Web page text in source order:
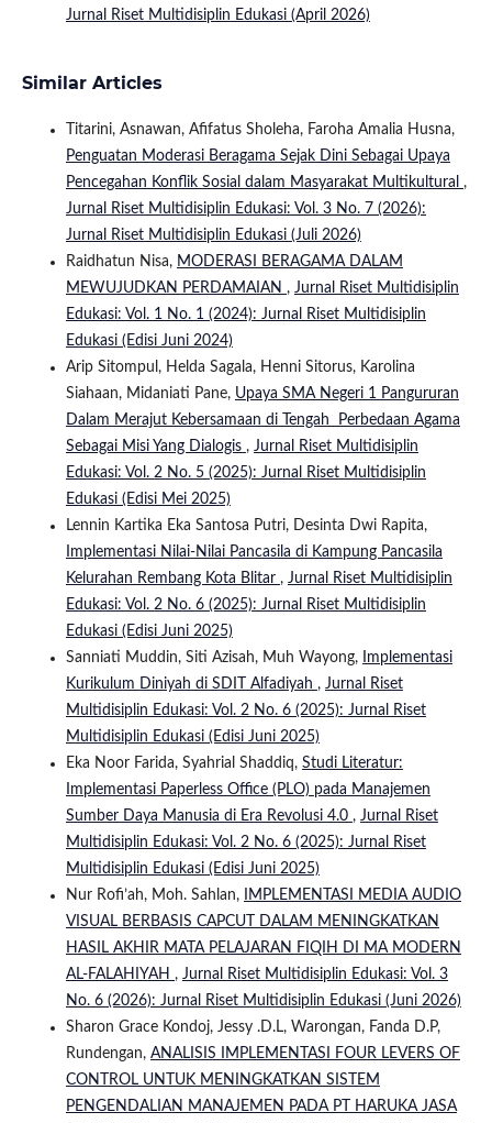
Jurnal Riset Multidisiplin Edukasi (April 2026)
Similar Articles
Titarini, Asnawan, Afifatus Sholeha, Faroha Amalia Husna,
Penguatan Moderasi Beragama Sejak Dini Sebagai Upaya
Pencegahan Konflik Sosial dalam Masyarakat Multikultural ,
Jurnal Riset Multidisiplin Edukasi: Vol. 3 No. 7 (2026):
Jurnal Riset Multidisiplin Edukasi (Juli 2026)
Raidhatun Nisa, MODERASI BERAGAMA DALAM
MEWUJUDKAN PERDAMAIAN , Jurnal Riset Multidisiplin
Edukasi: Vol. 1 No. 1 (2024): Jurnal Riset Multidisiplin
Edukasi (Edisi Juni 2024)
Arip Sitompul, Helda Sagala, Henni Sitorus, Karolina
Siahaan, Midaniati Pane, Upaya SMA Negeri 1 Pangururan
Dalam Merajut Kebersamaan di Tengah Perbedaan Agama
Sebagai Misi Yang Dialogis , Jurnal Riset Multidisiplin
Edukasi: Vol. 2 No. 5 (2025): Jurnal Riset Multidisiplin
Edukasi (Edisi Mei 2025)
Lennin Kartika Eka Santosa Putri, Desinta Dwi Rapita,
Implementasi Nilai-Nilai Pancasila di Kampung Pancasila
Kelurahan Rembang Kota Blitar , Jurnal Riset Multidisiplin
Edukasi: Vol. 2 No. 6 (2025): Jurnal Riset Multidisiplin
Edukasi (Edisi Juni 2025)
Sanniati Muddin, Siti Azisah, Muh Wayong,
Implementasi
Kurikulum Diniyah di SDIT Alfadiyah , Jurnal Riset
Multidisiplin Edukasi: Vol. 2 No. 6 (2025): Jurnal Riset
Multidisiplin Edukasi (Edisi Juni 2025)
Eka Noor Farida, Syahrial Shaddiq, Studi Literatur:
Implementasi Paperless Office (PLO) pada Manajemen
Sumber Daya Manusia di Era Revolusi 4.0 , Jurnal Riset
Multidisiplin Edukasi: Vol. 2 No. 6 (2025): Jurnal Riset
Multidisiplin Edukasi (Edisi Juni 2025)
Nur Rofi’ah, Moh. Sahlan,
IMPLEMENTASI MEDIA AUDIO
VISUAL BERBASIS CAPCUT DALAM MENINGKATKAN
HASIL AKHIR MATA PELAJARAN FIQIH DI MA MODERN
AL-FALAHIYAH , Jurnal Riset Multidisiplin Edukasi: Vol. 3
No. 6 (2026): Jurnal Riset Multidisiplin Edukasi (Juni 2026)
Sharon Grace Kondoj, Jessy .D.L, Warongan, Fanda D.P,
Rundengan, ANALISIS IMPLEMENTASI FOUR LEVERS OF
CONTROL UNTUK MENINGKATKAN SISTEM
PENGENDALIAN MANAJEMEN PADA PT HARUKA JASA